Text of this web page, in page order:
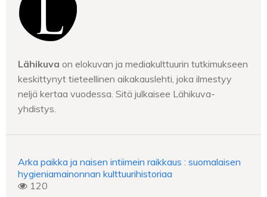
Lähikuva on elokuvan ja mediakulttuurin tutkimukseen
keskittynyt tieteellinen aikakauslehti, joka ilmestyy
neljä kertaa vuodessa. Sitä julkaisee Lähikuva-
yhdistys.
Arka paikka ja naisen intiimein raikkaus : suomalaisen
hygieniamainonnan kulttuurihistoriaa
120